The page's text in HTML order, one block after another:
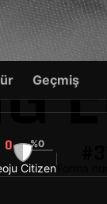
Citizen
Geçmiş
0 %0